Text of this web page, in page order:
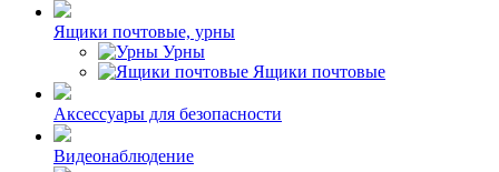
Ящики почтовые, урны
Урны
Ящики почтовые
Аксессуары для безопасности
Видеонаблюдение